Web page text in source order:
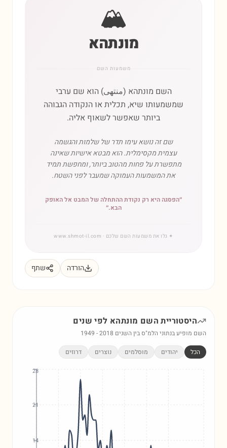
🏔️
מונתהא
משמעות השם
השם מונתהא (منتهى) הוא שם ערבי
שמשמעותו שיא, תכלית או הנקודה הגבוהה
ביותר שאפשר לשאוף אליה.
שם זה נושא עימו תדר של שלמות והגשמה
עצמית מקסימלית. הוא מבטא אישיות שאינה
מתפשרת על פחות מהטוב ביותר, ומחפשת תמיד
את המשמעות העמוקה שמעבר לפני השטח.
״הפסגה היא רק נקודת ההתחלה של המבט אל האופק
הבא.״
✦ גלו את משמעות השם שלכם · www.shmot-il.com
הורדה שתף
היסטוריית השם מונתהא לפי שנים
השם מופיע בנתוני הלמ"ס בין השנים 1949 -2018
הכל יהודים מוסלמים נוצרים דרוזים
14
21
28